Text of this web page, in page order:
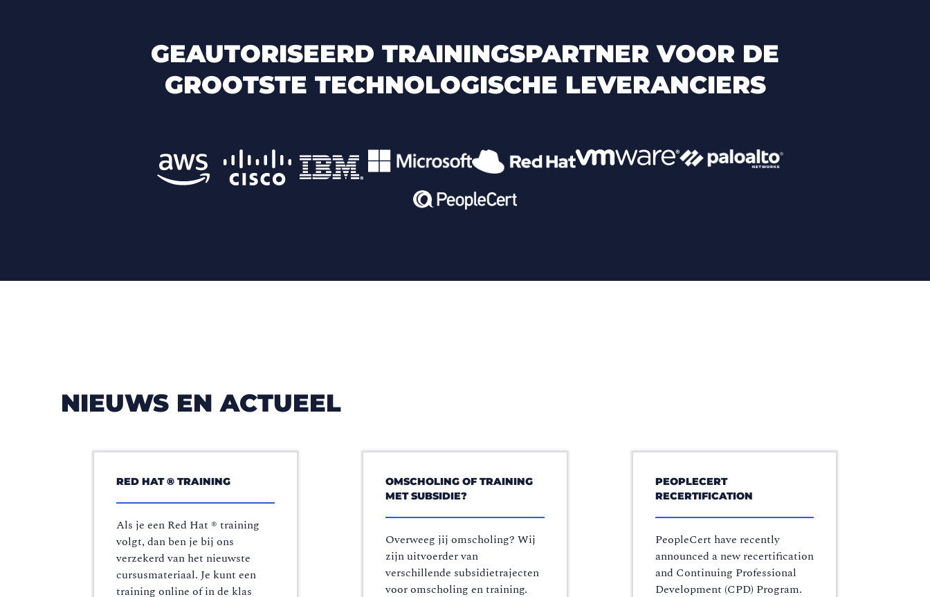
GEAUTORISEERD TRAININGSPARTNER VOOR DE
GROOTSTE TECHNOLOGISCHE LEVERANCIERS
NIEUWS EN ACTUEEL
RED HAT ® TRAINING
Als je een Red Hat ® training
volgt, dan ben je bij ons
verzekerd van het nieuwste
cursusmateriaal. Je kunt een
training online of in de klas
OMSCHOLING OF TRAINING
MET SUBSIDIE?
Overweeg jij omscholing? Wij
zijn uitvoerder van
verschillende subsidietrajecten
voor omscholing en training.
PEOPLECERT
RECERTIFICATION
PeopleCert have recently
announced a new recertification
and Continuing Professional
Development (CPD) Program.